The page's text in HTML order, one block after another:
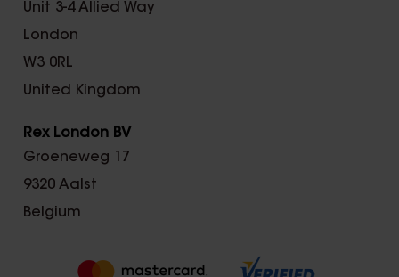
Unit 3-4 Allied Way
London
W3 0RL
United Kingdom
Rex London BV
Groeneweg 17
9320 Aalst
Belgium